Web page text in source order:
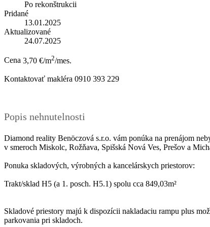
Po rekonštrukcii
Pridané
13.01.2025
Aktualizované
24.07.2025
Cena 3,70 €/m2/mes.
Kontaktovať makléra 0910 393 229
Popis nehnutelnosti
Diamond reality Benöczová s.r.o. vám ponúka na prenájom
v smeroch Miskolc, Rožňava, Spišská Nová Ves, Prešov a
Ponuka skladových, výrobných a kancelárskych priestorov:
Trakt/sklad H5 (a 1. posch. H5.1) spolu cca 849,03m²
Skladové priestory majú k dispozícii nakladaciu rampu plus
parkovania pri skladoch.